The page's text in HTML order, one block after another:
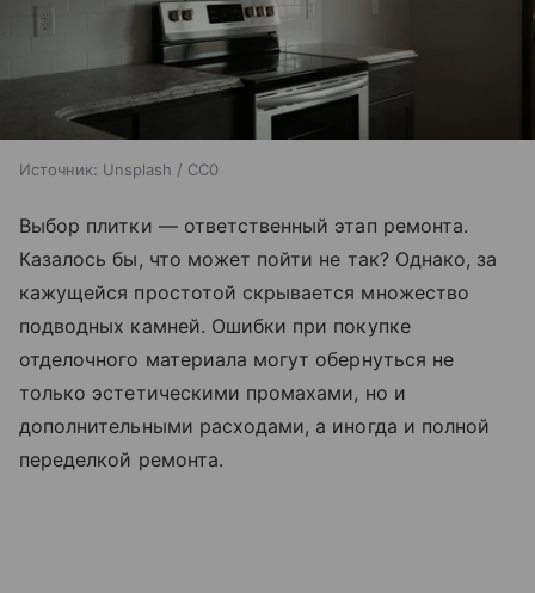
Источник: Unsplash / CC0
Выбор плитки — ответственный этап ремонта.
Казалось бы, что может пойти не так? Однако, за
кажущейся простотой скрывается множество
подводных камней. Ошибки при покупке
отделочного материала могут обернуться не
только эстетическими промахами, но и
дополнительными расходами, а иногда и полной
переделкой ремонта.